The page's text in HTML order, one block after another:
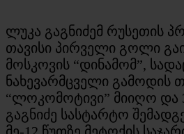
ლუკა გაგნიძემ რუსეთის
თავისი პირველი გოლი
მოსკოვის “დინამომ”,
ნახევარმცველი გამოდის
“ლოკომოტივი” მიიღო და
გაგნიძე სასტარტო